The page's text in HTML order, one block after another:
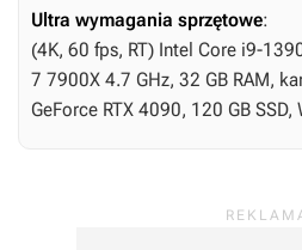
Ultra wymagania sprzętowe:
(4K, 60 fps, RT) Intel Core i9-
7 7900X 4.7 GHz, 32 GB RAM,
GeForce RTX 4090, 120 GB